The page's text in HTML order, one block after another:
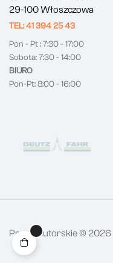
29-100 Włoszczowa
TEL: 41 394 25 43
Pon - Pt : 7:30 - 17:00
Sobota: 7:30 - 14:00
BIURO
Pon-Pt: 8:00 - 16:00
Prawa autorskie © 2026